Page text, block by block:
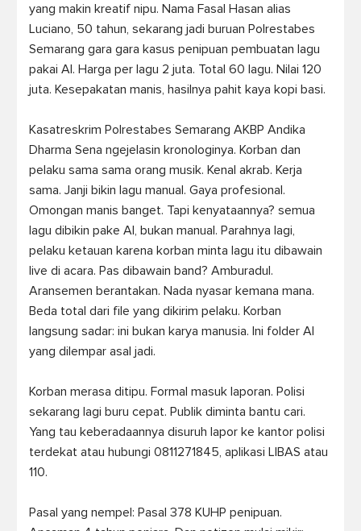
yang makin kreatif nipu. Nama Fasal Hasan alias
Luciano, 50 tahun, sekarang jadi buruan Polrestabes
Semarang gara gara kasus penipuan pembuatan lagu
pakai AI. Harga per lagu 2 juta. Total 60 lagu. Nilai 120
juta. Kesepakatan manis, hasilnya pahit kaya kopi basi.
Kasatreskrim Polrestabes Semarang AKBP Andika
Dharma Sena ngejelasin kronologinya. Korban dan
pelaku sama sama orang musik. Kenal akrab. Kerja
sama. Janji bikin lagu manual. Gaya profesional.
Omongan manis banget. Tapi kenyataannya? semua
lagu dibikin pake AI, bukan manual. Parahnya lagi,
pelaku ketauan karena korban minta lagu itu dibawain
live di acara. Pas dibawain band? Amburadul.
Aransemen berantakan. Nada nyasar kemana mana.
Beda total dari file yang dikirim pelaku. Korban
langsung sadar: ini bukan karya manusia. Ini folder AI
yang dilempar asal jadi.
Korban merasa ditipu. Formal masuk laporan. Polisi
sekarang lagi buru cepat. Publik diminta bantu cari.
Yang tau keberadaannya disuruh lapor ke kantor polisi
terdekat atau hubungi 0811271845, aplikasi LIBAS atau
110.
Pasal yang nempel: Pasal 378 KUHP penipuan.